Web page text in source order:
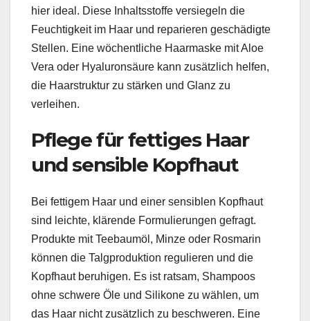
hier ideal. Diese Inhaltsstoffe versiegeln die
Feuchtigkeit im Haar und reparieren geschädigte
Stellen. Eine wöchentliche Haarmaske mit Aloe
Vera oder Hyaluronsäure kann zusätzlich helfen,
die Haarstruktur zu stärken und Glanz zu
verleihen.
Pflege für fettiges Haar
und sensible Kopfhaut
Bei fettigem Haar und einer sensiblen Kopfhaut
sind leichte, klärende Formulierungen gefragt.
Produkte mit Teebaumöl, Minze oder Rosmarin
können die Talgproduktion regulieren und die
Kopfhaut beruhigen. Es ist ratsam, Shampoos
ohne schwere Öle und Silikone zu wählen, um
das Haar nicht zusätzlich zu beschweren. Eine